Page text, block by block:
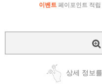
이벤트 페이포인트 적
상세 정보